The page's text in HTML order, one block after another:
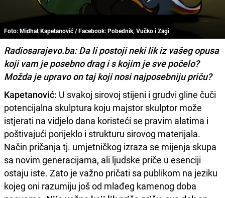
Foto: Midhat Kapetanović / Facebook: Pobednik, Vučko i Zagi
Radiosarajevo.ba: Da li postoji neki lik iz vašeg opusa
koji vam je posebno drag i s kojim je sve počelo?
Možda je upravo on taj koji nosi najposebniju priču?
Kapetanović: U svakoj sirovoj stijeni i grudvi gline čuči
potencijalna skulptura koju majstor skulptor može
istjerati na vidjelo dana koristeći se pravim alatima i
poštivajući porijeklo i strukturu sirovog materijala.
Način pričanja tj. umjetničkog izraza se mijenja skupa
sa novim generacijama, ali ljudske priče u esenciji
ostaju iste. Zato je važno pričati sa publikom na jeziku
kojeg oni razumiju još od mlađeg kamenog doba